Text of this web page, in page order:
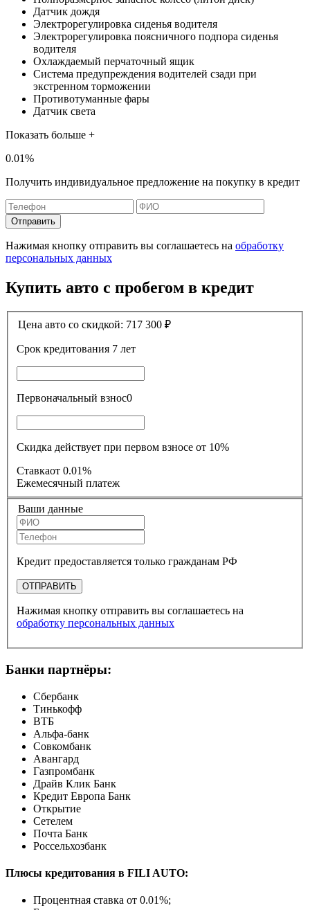
Датчик дождя
Электрорегулировка сиденья водителя
Электрорегулировка поясничного подпора сиденья
водителя
Охлаждаемый перчаточный ящик
Система предупреждения водителей сзади при
экстренном торможении
Противотуманные фары
Датчик света
Показать больше +
0.01%
Получить индивидуальное предложение на покупку в кредит
Отправить
Нажимая кнопку отправить вы соглашаетесь на обработку
персональных данных
Купить авто с пробегом в кредит
Цена авто со скидкой: 717 300 ₽
Срок кредитования 7 лет
Первоначальный взнос0
Скидка действует при первом взносе от 10%
Ставкаот 0.01%
Ежемесячный платеж
Ваши данные
Кредит предоставляется только гражданам РФ
ОТПРАВИТЬ
Нажимая кнопку отправить вы соглашаетесь на
обработку персональных данных
Банки партнёры:
Сбербанк
Тинькофф
ВТБ
Альфа-банк
Совкомбанк
Авангард
Газпромбанк
Драйв Клик Банк
Кредит Европа Банк
Открытие
Сетелем
Почта Банк
Россельхозбанк
Плюсы кредитования в FILI AUTO:
Процентная ставка от 0.01%;